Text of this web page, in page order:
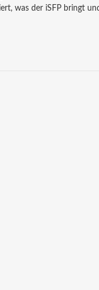
was der iSFP bringt